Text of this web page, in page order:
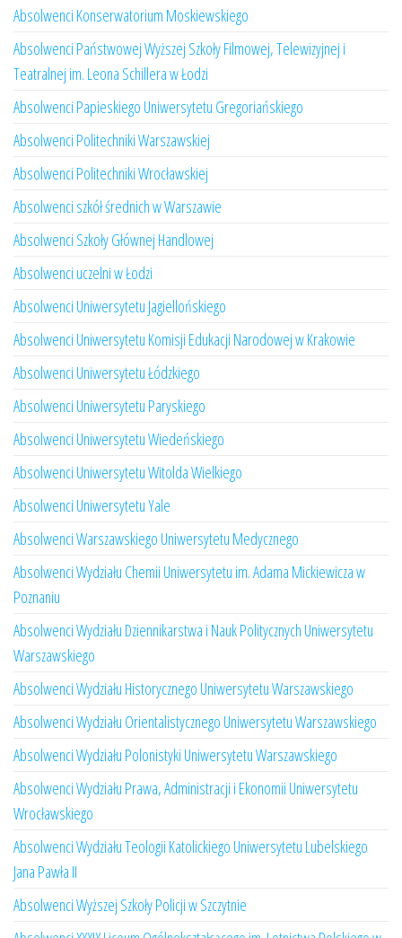
Absolwenci Konserwatorium Moskiewskiego
Absolwenci Państwowej Wyższej Szkoły Filmowej, Telewizyjnej i
Teatralnej im. Leona Schillera w Łodzi
Absolwenci Papieskiego Uniwersytetu Gregoriańskiego
Absolwenci Politechniki Warszawskiej
Absolwenci Politechniki Wrocławskiej
Absolwenci szkół średnich w Warszawie
Absolwenci Szkoły Głównej Handlowej
Absolwenci uczelni w Łodzi
Absolwenci Uniwersytetu Jagiellońskiego
Absolwenci Uniwersytetu Komisji Edukacji Narodowej w Krakowie
Absolwenci Uniwersytetu Łódzkiego
Absolwenci Uniwersytetu Paryskiego
Absolwenci Uniwersytetu Wiedeńskiego
Absolwenci Uniwersytetu Witolda Wielkiego
Absolwenci Uniwersytetu Yale
Absolwenci Warszawskiego Uniwersytetu Medycznego
Absolwenci Wydziału Chemii Uniwersytetu im. Adama Mickiewicza w
Poznaniu
Absolwenci Wydziału Dziennikarstwa i Nauk Politycznych Uniwersytetu
Warszawskiego
Absolwenci Wydziału Historycznego Uniwersytetu Warszawskiego
Absolwenci Wydziału Orientalistycznego Uniwersytetu Warszawskiego
Absolwenci Wydziału Polonistyki Uniwersytetu Warszawskiego
Absolwenci Wydziału Prawa, Administracji i Ekonomii Uniwersytetu
Wrocławskiego
Absolwenci Wydziału Teologii Katolickiego Uniwersytetu Lubelskiego
Jana Pawła II
Absolwenci Wyższej Szkoły Policji w Szczytnie